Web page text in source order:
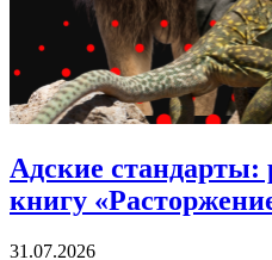
Адские стандарты:
книгу
31.07.2026